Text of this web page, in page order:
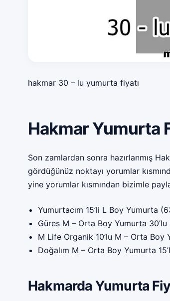
hakmar 30 – lu yumurta fiyatı
Hakmar Yumurta
Son zamlardan sonra hazırlanmış
gördüğünüz noktayı yorumlar
yine yorumlar kısmından bizimle
Yumurtacım 15’li L Boy Yumurta
Güres M – Orta Boy Yumurta
M Life Organik 10’lu M – Orta Boy
Doğalım M – Orta Boy Yumurta
Hakmarda Yumurta